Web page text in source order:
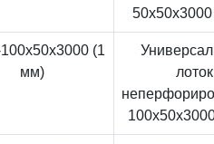
(1
мм)
лоток